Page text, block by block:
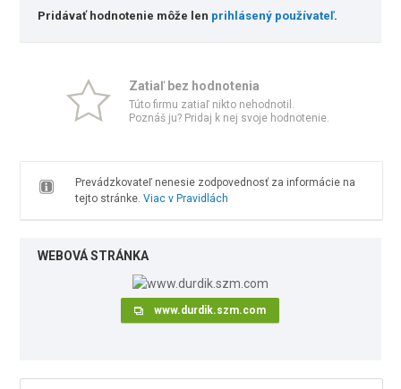
Pridávať hodnotenie môže len prihlásený používateľ.
Zatiaľ bez hodnotenia
Túto firmu zatiaľ nikto nehodnotil.
Poznáš ju? Pridaj k nej svoje hodnotenie.
Prevádzkovateľ nenesie zodpovednosť za informácie na
tejto stránke. Viac v Pravidlách
WEBOVÁ STRÁNKA
www.durdik.szm.com